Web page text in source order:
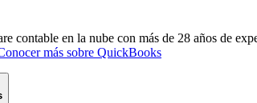
contable en la nube con más de 28 años de
más sobre QuickBooks